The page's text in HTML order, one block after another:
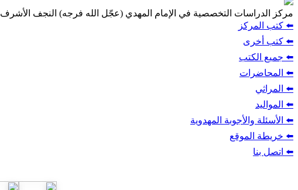
مركز الدراسات التخصصية في الإمام المهدي (عجّل الله فرجه) النجف الأشرف
⬅️ كتب المركز
⬅️ كتب أخرى
⬅️ جميع الكتب
⬅️ المحاضرات
⬅️ المراثي
⬅️ المواليد
⬅️ الأسئلة والأجوبة المهدوية
⬅️ خريطة الموقع
⬅️ اتصل بنا